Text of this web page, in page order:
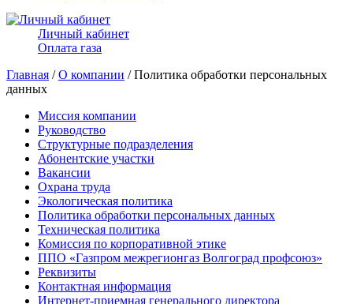
Личный кабинет
Оплата газа
Главная /О компании / Политика обработки персональных
данных
Миссия компании
Руководство
Структурные подразделения
Абонентские участки
Вакансии
Охрана труда
Экологическая политика
Политика обработки персональных данных
Техническая политика
Комиссия по корпоративной этике
ППО «Газпром межрегионгаз Волгоград профсоюз»
Реквизиты
Контактная информация
Интернет-приемная генерального директора